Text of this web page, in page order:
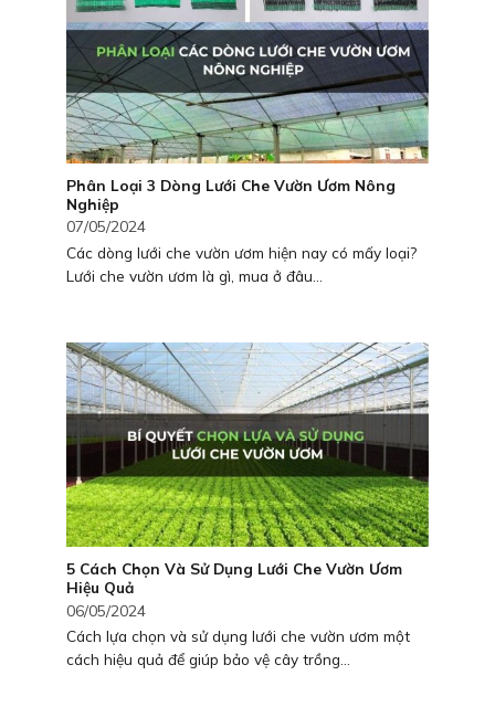
Phân Loại 3 Dòng Lưới Che Vườn Ươm Nông
Nghiệp
07/05/2024
Các dòng lưới che vườn ươm hiện nay có mấy loại?
Lưới che vườn ươm là gì, mua ở đâu...
5 Cách Chọn Và Sử Dụng Lưới Che Vườn Ươm
Hiệu Quả
06/05/2024
Cách lựa chọn và sử dụng lưới che vườn ươm một
cách hiệu quả để giúp bảo vệ cây trồng...